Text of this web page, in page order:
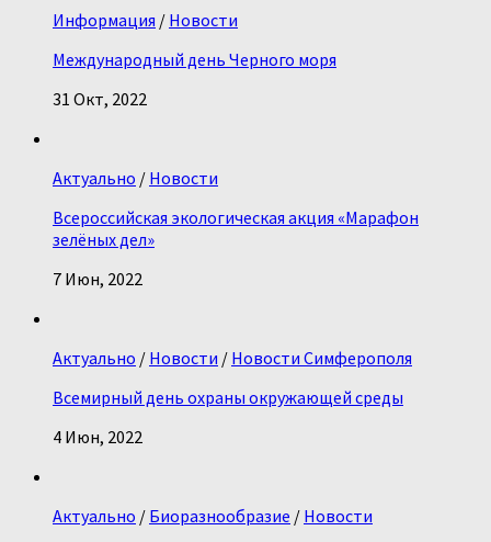
Информация / Новости
Международный день Черного моря
31 Окт, 2022
Актуально / Новости
Всероссийская экологическая акция «Марафон
зелёных дел»
7 Июн, 2022
Актуально / Новости / Новости Симферополя
Всемирный день охраны окружающей среды
4 Июн, 2022
Актуально / Биоразнообразие / Новости